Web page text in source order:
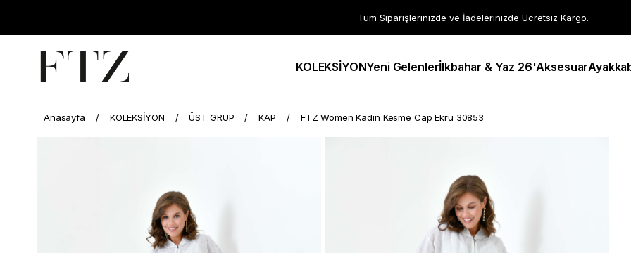
Tüm Siparişlerinizde ve İadelerinizde Ücretsiz Kargo.
KOLEKSİYONYeni Gelenlerİlkbahar & Yaz 26'Aksesuar
Anasayfa KOLEKSİYON ÜST GRUP KAP FTZ Women Kadın Kesme Cap Ekru 30853